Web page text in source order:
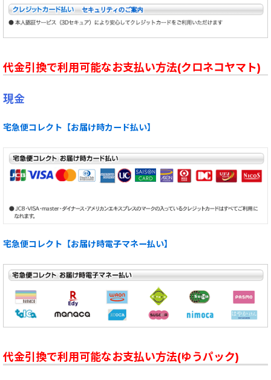
代金引換で利用可能なお支払い方法(クロネコヤマト)
現金
宅急便コレクト【お届け時カード払い】
宅急便コレクト【お届け時電子マネー払い】
代金引換で利用可能なお支払い方法(ゆうパック)